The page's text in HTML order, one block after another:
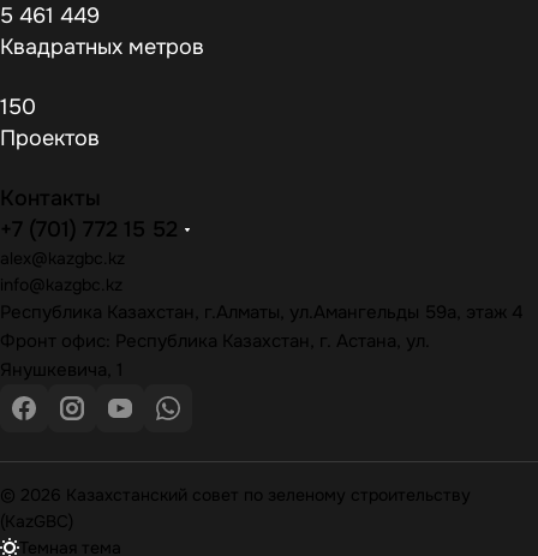
5 461 449
Квадратных метров
150
Проектов
Контакты
+7 (701) 772 15 52
alex@kazgbc.kz
info@kazgbc.kz
Республика Казахстан, г.Алматы, ул.Амангельды 59а, этаж 4
Фронт офис: Республика Казахстан, г. Астана, ул.
Янушкевича, 1
© 2026 Казахстанский совет по зеленому строительству
(KazGBC)
Темная тема